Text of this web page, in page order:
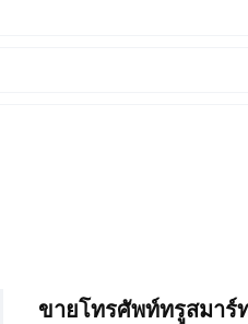
ขายโทรศัพท์ทรูสมาร์